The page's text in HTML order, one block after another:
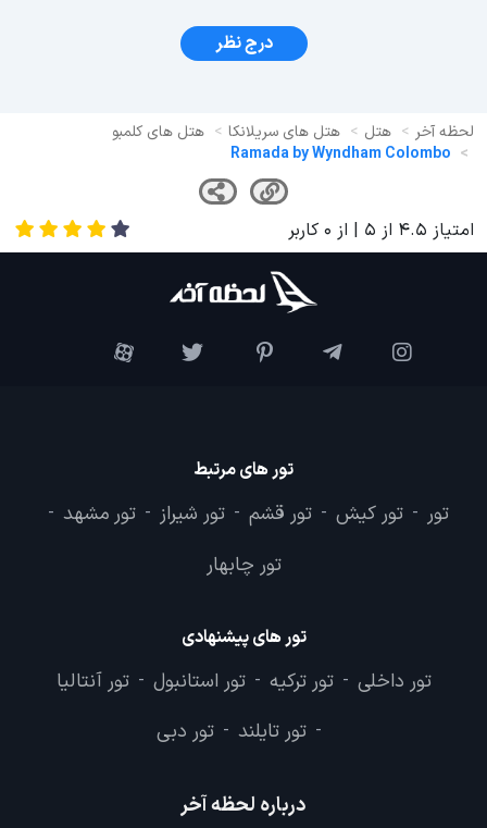
درج نظر
لحظه آخر هتل هتل های سریلانکا
هتل های کلمبو
Ramada by Wyndham Colombo
امتیاز 4.5 از 5 | از 0 کاربر
تور های مرتبط
تور - تور کیش - تور قشم - تور شیراز - تور مشهد -
تور چابهار
تور های پیشنهادی
تور داخلی - تور ترکیه - تور استانبول - تور آنتالیا
- تور تایلند - تور دبی
درباره لحظه آخر